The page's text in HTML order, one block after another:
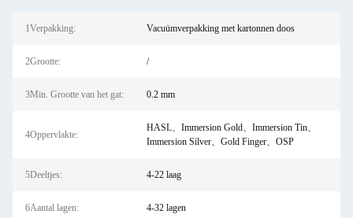
1Verpakking: Vacuümverpakking met kartonnen doos
2Grootte: /
3Min. Grootte van het gat: 0.2 mm
4Oppervlakte:
HASL、Immersion Gold、Immersion Tin、
Immersion Silver、Gold Finger、OSP
5Deeltjes: 4-22 laag
6Aantal lagen: 4-32 lagen